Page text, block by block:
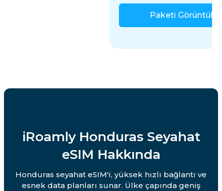
Paketi Görüntüle
iRoamly Honduras Seyahat
eSIM Hakkında
Honduras seyahat eSIM'i, yüksek hızlı bağlantı ve
esnek data planları sunar. Ülke çapında geniş